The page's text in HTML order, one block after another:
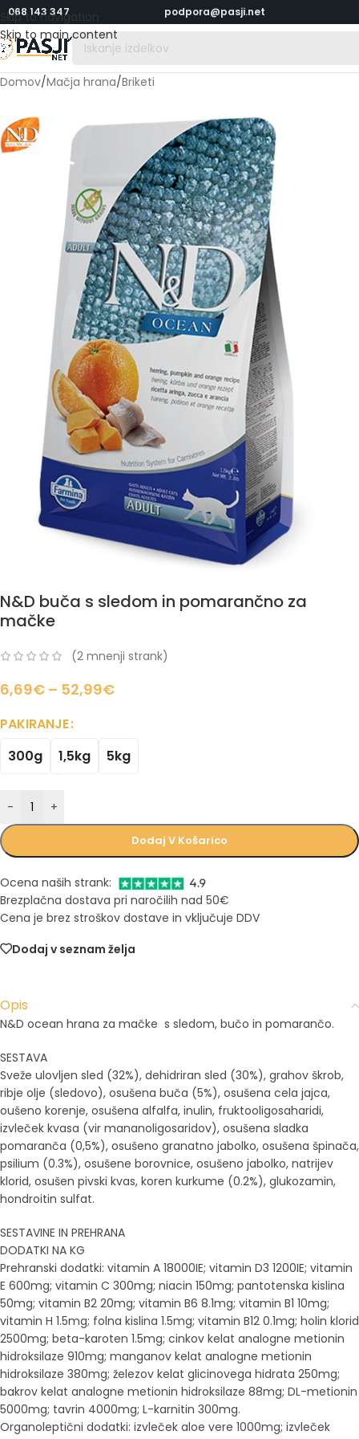
Skip to navigation
Skip to main content
068 143 347 podpora@pasji.net
Domov/Mačja hrana/Briketi
N&D buča s sledom in pomarančno za
mačke
(2 mnenji strank)
6,69€ – 52,99€
PAKIRANJE
300g
1,5kg 5kg
- +
Dodaj V Košarico
Ocena naših strank:
Brezplačna dostava pri naročilih nad 50€
Cena je brez stroškov dostave in vključuje DDV
Dodaj v seznam želja
Opis
N&D ocean hrana za mačke s sledom, bučo in pomarančo.
SESTAVA
Sveže ulovljen sled (32%), dehidriran sled (30%), grahov škrob,
ribje olje (sledovo), osušena buča (5%), osušena cela jajca,
oušeno korenje, osušena alfalfa, inulin, fruktooligosaharidi,
izvleček kvasa (vir mananoligosaridov), osušena sladka
pomaranča (0,5%), osušeno granatno jabolko, osušena špinača,
psilium (0.3%), osušene borovnice, osušeno jabolko, natrijev
klorid, osušen pivski kvas, koren kurkume (0.2%), glukozamin,
hondroitin sulfat.
SESTAVINE IN PREHRANA
DODATKI NA KG
Prehranski dodatki: vitamin A 18000IE; vitamin D3 1200IE; vitamin
E 600mg; vitamin C 300mg; niacin 150mg; pantotenska kislina
50mg; vitamin B2 20mg; vitamin B6 8.1mg; vitamin B1 10mg;
vitamin H 1.5mg; folna kislina 1.5mg; vitamin B12 0.1mg; holin klorid
2500mg; beta-karoten 1.5mg; cinkov kelat analogne metionin
hidroksilaze 910mg; manganov kelat analogne metionin
hidroksilaze 380mg; železov kelat glicinovega hidrata 250mg;
bakrov kelat analogne metionin hidroksilaze 88mg; DL-metionin
5000mg; tavrin 4000mg; L-karnitin 300mg.
Organoleptični dodatki: izvleček aloe vere 1000mg; izvleček